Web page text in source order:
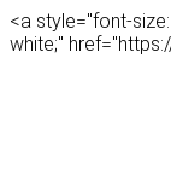
<a style="font-
white;"